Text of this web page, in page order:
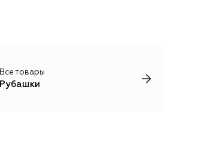
Все товары
Рубашки